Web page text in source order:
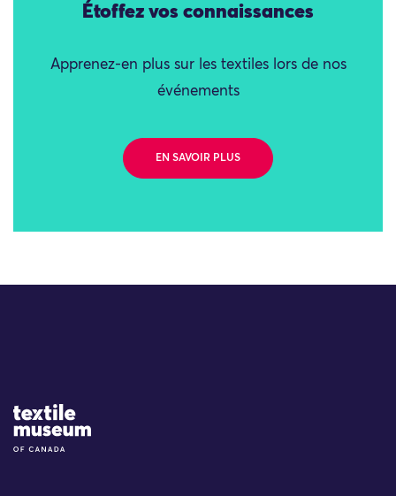
Étoffez vos connaissances
Apprenez-en plus sur les textiles lors de nos
événements
EN SAVOIR PLUS
Site Logo